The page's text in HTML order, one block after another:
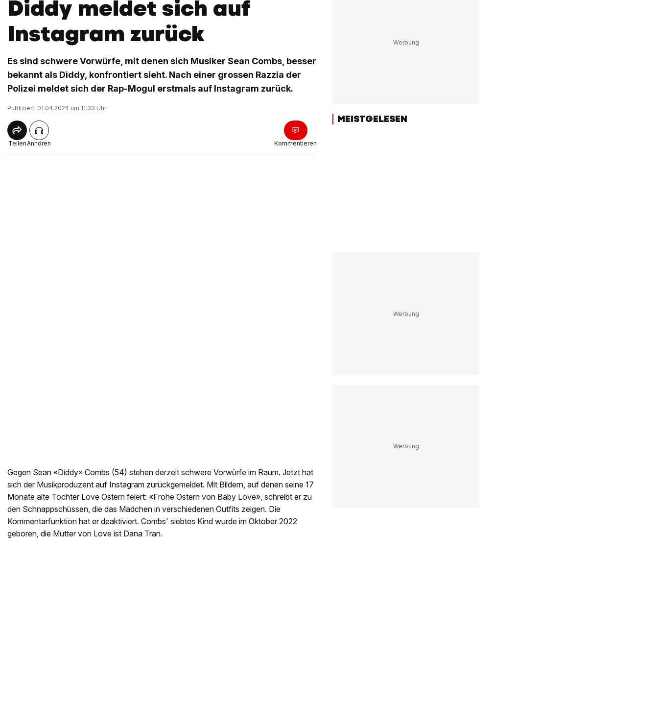
Diddy meldet sich auf
Instagram zurück
Es sind schwere Vorwürfe, mit denen sich Musiker Sean Combs, besser
bekannt als Diddy, konfrontiert sieht. Nach einer grossen Razzia der
Polizei meldet sich der Rap-Mogul erstmals auf Instagram zurück.
Publiziert: 01.04.2024 um 11:33 Uhr
TeilenAnhören Kommentieren
Gegen Sean «Diddy» Combs (54) stehen derzeit schwere Vorwürfe im Raum. Jetzt hat
sich der Musikproduzent auf Instagram zurückgemeldet. Mit Bildern, auf denen seine 17
Monate alte Tochter Love Ostern feiert: «Frohe Ostern von Baby Love», schreibt er zu
den Schnappschüssen, die das Mädchen in verschiedenen Outfits zeigen. Die
Kommentarfunktion hat er deaktiviert. Combs' siebtes Kind wurde im Oktober 2022
geboren, die Mutter von Love ist Dana Tran.
MEISTGELESEN